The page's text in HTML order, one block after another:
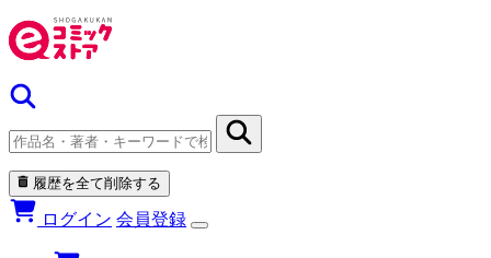
履歴を全て削除する
ログイン 会員登録